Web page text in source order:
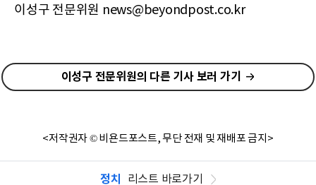
이성구 전문위원 news@beyondpost.co.kr
이성구 전문위원의 다른 기사 보러 가기
<저작권자 © 비욘드포스트, 무단 전재 및 재배포 금지>
정치 리스트 바로가기